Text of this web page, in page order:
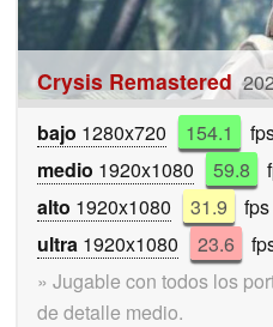
Crysis Remastered
bajo 1280x720 154.1
medio 1920x1080 59.8
alto 1920x1080 31.9
ultra 1920x1080 23.6
» Jugable con todos los
de detalle medio.